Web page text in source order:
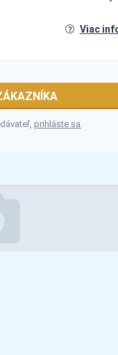
Viac
prihláste sa.